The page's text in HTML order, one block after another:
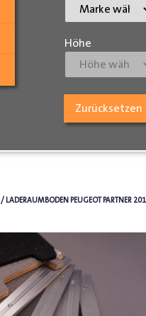
Höhe
Zurücksetzen
/ LADERAUMBODEN PEUGEOT PARTNER